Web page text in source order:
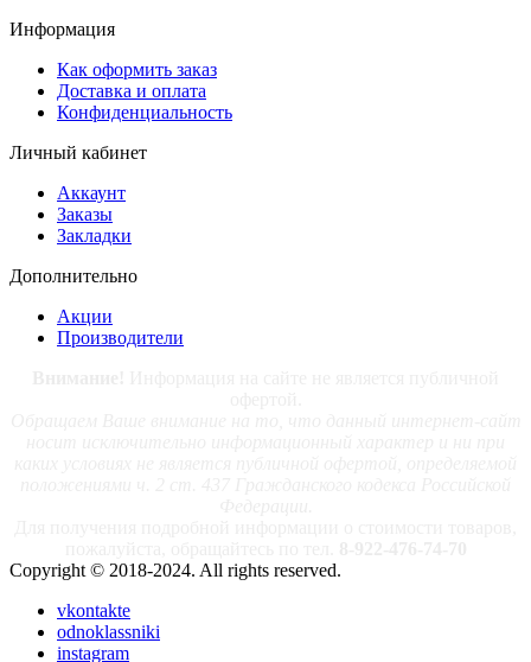
Информация
Как оформить заказ
Доставка и оплата
Конфиденциальность
Личный кабинет
Аккаунт
Заказы
Закладки
Дополнительно
Акции
Производители
Copyright © 2018-2024. All rights reserved.
vkontakte
odnoklassniki
instagram